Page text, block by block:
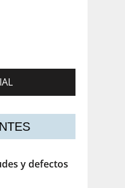
y defectos